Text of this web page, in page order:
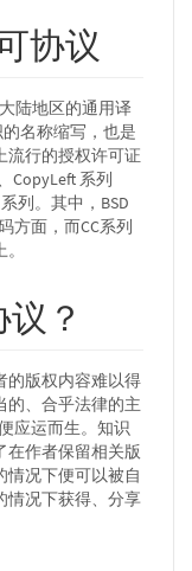
协议
陆地区的通用译
的名称缩写，也是
流行的授权许可证
CopyLeft 系列
列。其中，BSD
方面，而CC系列
？
的版权内容难以得
的、合乎法律的主
应运而生。知识
在作者保留相关版
情况下便可以被自
情况下获得、分享